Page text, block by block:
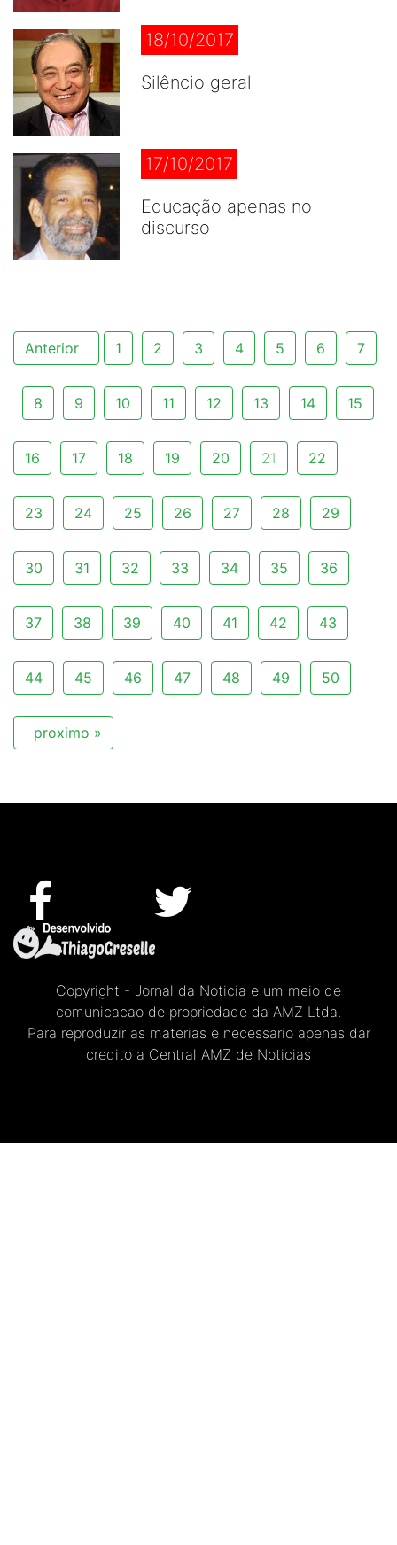
18/10/2017
Silêncio geral
17/10/2017
Educação apenas no
discurso
Anterior 1 2 3 4 5 6 7
8 9 10 11 12 13 14 15
16 17 18 19 20 21 22
23 24 25 26 27 28 29
30 31 32 33 34 35 36
37 38 39 40 41 42 43
44 45 46 47 48 49 50
proximo »
Copyright - Jornal da Noticia e um meio de
comunicacao de propriedade da AMZ Ltda.
Para reproduzir as materias e necessario apenas dar
credito a Central AMZ de Noticias